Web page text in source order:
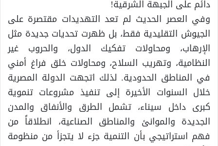
دائم على الجبهة الشرقية!
وفي العصر الحديث لم تعد التهديدات مقتصرة على
الجيوش التقليدية فقط، بل ظهرت تحديات جديدة مثل
الإرهاب، ومحاولات تفكيك الدول، والحروب غير
النظامية، وتهريب السلاح، ومحاولات خلق فراغ أمني
في المناطق الحدودية. لذلك اتجهت الدولة المصرية
خلال السنوات الأخيرة إلى تنفيذ مشروعات تنموية
كبرى داخل سيناء، تشمل الطرق والأنفاق والمدن
الجديدة والموانئ والمناطق الصناعية، انطلاقاً من
فهم استراتيجي بأن التنمية جزء لا يتجزأ من منظومة